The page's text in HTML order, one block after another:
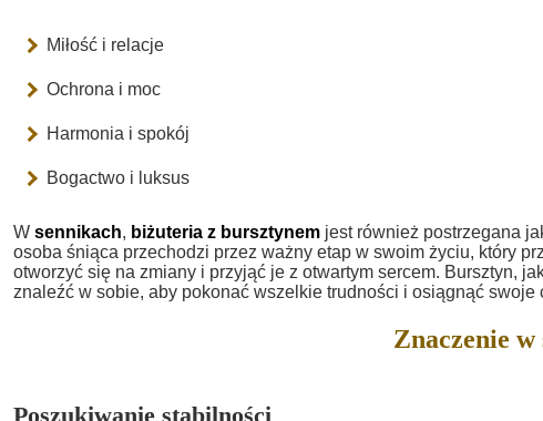
Miłość i relacje
Ochrona i moc
Harmonia i spokój
Bogactwo i luksus
W sennikach, biżuteria z bursztynem jest również postrzegana
osoba śniąca przechodzi przez ważny etap w swoim życiu, który
otworzyć się na zmiany i przyjąć je z otwartym sercem. Bursztyn,
znaleźć w sobie, aby pokonać wszelkie trudności i osiągnąć swoje
Znaczenie w
Poszukiwanie stabilności